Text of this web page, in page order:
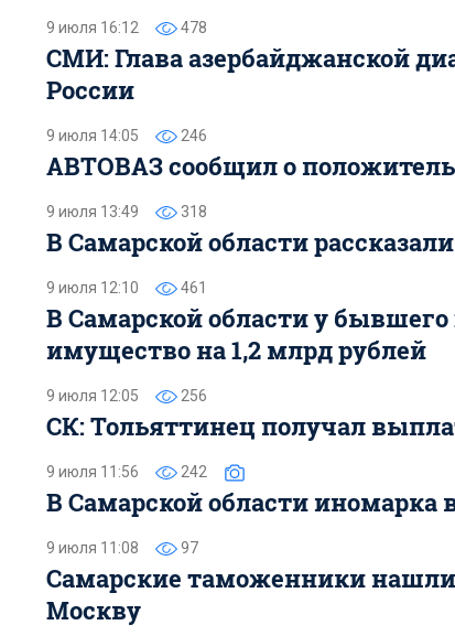
9 июля 16:12 478
СМИ: Глава азербайджанской
России
9 июля 14:05 246
АВТОВАЗ сообщил о
9 июля 13:49 318
В Самарской области
9 июля 12:10 461
В Самарской области у
имущество на 1,2 млрд рублей
9 июля 12:05 256
СК: Тольяттинец получал
9 июля 11:56 242
В Самарской области иномарка
9 июля 11:08 97
Самарские таможенники нашли
Москву